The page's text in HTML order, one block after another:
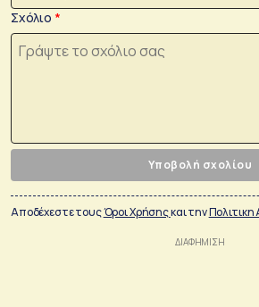
Σχόλιο
Υποβολή σχολίου
Αποδέχεστε τουςΌροι Χρήσηςκαι την